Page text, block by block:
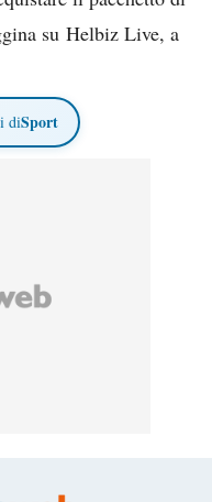
su Helbiz Live, a
diSport